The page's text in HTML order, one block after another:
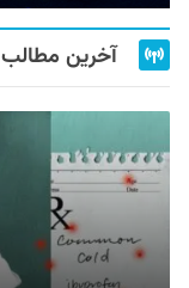
آخرین مطالب